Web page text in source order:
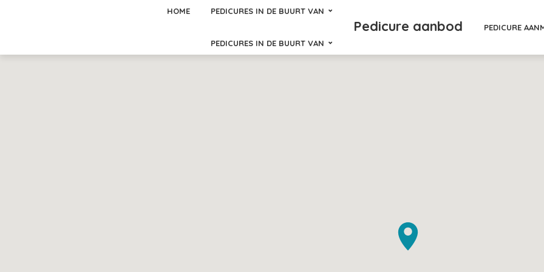
HOME PEDICURES IN DE BUURT VAN
PEDICURES IN DE BUURT VAN
Pedicure aanbod PEDICURE